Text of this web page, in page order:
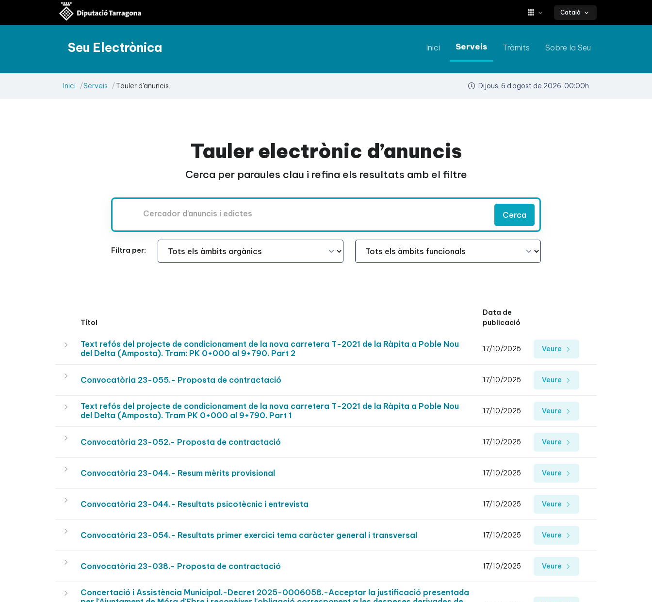
Català
Seu Electrònica Inici Serveis Tràmits Sobre la Seu
Inici Serveis Tauler d'anuncis Dijous, 6 d’agost de 2026, 00:00h
Tauler electrònic d’anuncis
Cerca per paraules clau i refina els resultats amb el filtre
Cerca
Filtra per:
Àmbit Funcional Àmbit Funcional
Títol
Data de
publicació
Text refós del projecte de condicionament de la nova carretera T-2021 de la Ràpita a Poble Nou
del Delta (Amposta). Tram: PK 0+000 al 9+790. Part 2
17/10/2025 Veure
Convocatòria 23-055.- Proposta de contractació 17/10/2025 Veure
Text refós del projecte de condicionament de la nova carretera T-2021 de la Ràpita a Poble Nou
del Delta (Amposta). Tram PK 0+000 al 9+790. Part 1
17/10/2025 Veure
Convocatòria 23-052.- Proposta de contractació 17/10/2025 Veure
Convocatòria 23-044.- Resum mèrits provisional 17/10/2025 Veure
Convocatòria 23-044.- Resultats psicotècnic i entrevista 17/10/2025 Veure
Convocatòria 23-054.- Resultats primer exercici tema caràcter general i transversal 17/10/2025 Veure
Convocatòria 23-038.- Proposta de contractació 17/10/2025 Veure
Concertació i Assistència Municipal.-Decret 2025-0006058.-Acceptar la justificació presentada